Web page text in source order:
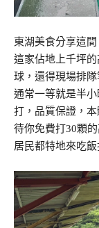
東湖美食分享這間
這家佔地上千坪
球，還得現場排
通常一等就是半
打，品質保證，
待你免費打30顆
居民都特地來吃